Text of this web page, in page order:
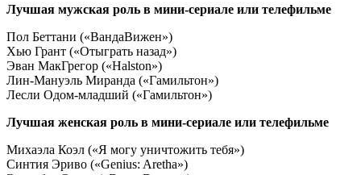
Лучшая мужская роль в мини-сериале или телефильме
Пол Беттани («ВандаВижен»)
Хью Грант («Отыграть назад»)
Эван МакГрегор («Halston»)
Лин-Мануэль Миранда («Гамильтон»)
Лесли Одом-младший («Гамильтон»)
Лучшая женская роль в мини-сериале или телефильме
Михаэла Коэл («Я могу уничтожить тебя»)
Синтия Эриво («Genius: Aretha»)